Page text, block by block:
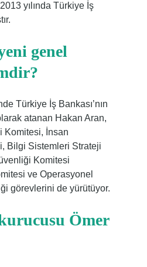
yılında Türkiye İş
genel
Türkiye İş Bankası’nın
atanan Hakan Aran,
Komitesi, İnsan
Bilgi Sistemleri Strateji
Komitesi
ve Operasyonel
görevlerini de yürütüyor.
Ömer